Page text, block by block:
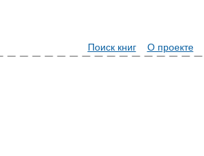
Поиск книг О проекте